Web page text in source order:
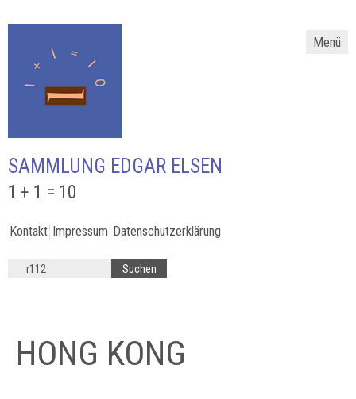
Menü
SAMMLUNG EDGAR ELSEN
1 + 1 = 10
Kontakt Impressum Datenschutzerklärung
HONG KONG